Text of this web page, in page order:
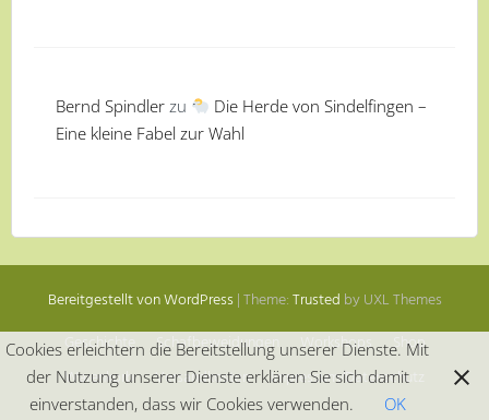
Bernd Spindler zu
Die Herde von Sindelfingen –
Eine kleine Fabel zur Wahl
Bereitgestellt von WordPress|Theme:Trusted by UXL Themes
Geschichte
Schafbeweidungen Workshops
Shop
Warenkorb
Versandkosten Impressum/Datenschutz
Cookies erleichtern die Bereitstellung unserer Dienste. Mit
der Nutzung unserer Dienste erklären Sie sich damit
einverstanden, dass wir Cookies verwenden.
OK